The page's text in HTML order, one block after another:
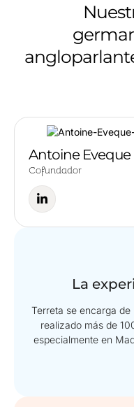
Antoine Eveque
Cofundador
La
Terreta se encarga
realizado más de
especialmente en